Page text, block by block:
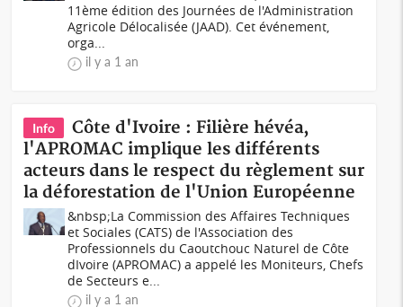
11ème édition des Journées de l'Administration
Agricole Délocalisée (JAAD). Cet événement,
orga...
il y a 1 an
Info
Côte d'Ivoire : Filière hévéa,
l'APROMAC implique les différents
acteurs dans le respect du règlement sur
la déforestation de l'Union Européenne
&nbsp;La Commission des Affaires Techniques
et Sociales (CATS) de l'Association des
Professionnels du Caoutchouc Naturel de Côte
dIvoire (APROMAC) a appelé les Moniteurs, Chefs
de Secteurs e...
il y a 1 an